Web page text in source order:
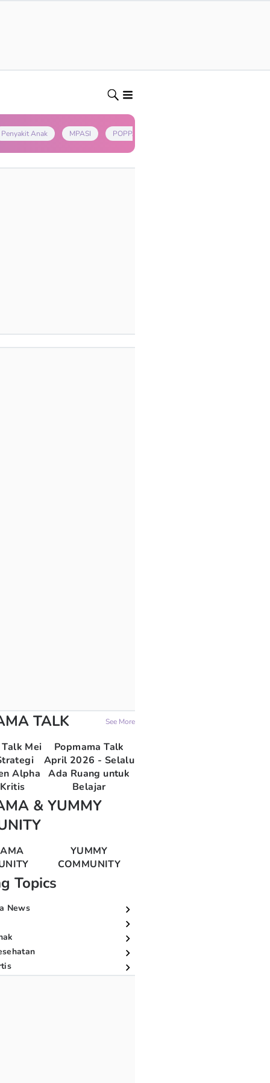
Penyakit Anak MPASI POPPAPA
TALK See More
Mei
Alpha
Popmama Talk
April 2026 - Selalu
Ada Ruang untuk
Belajar
& YUMMY
YUMMY
COMMUNITY
Topics
News